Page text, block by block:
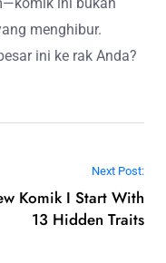
menghibur.
ini ke rak Anda?
Next Post:
Komik I Start With
13 Hidden Traits